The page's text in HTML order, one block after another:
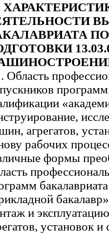
Область
программ
агрегатов,
рабочих
формы
и
установок